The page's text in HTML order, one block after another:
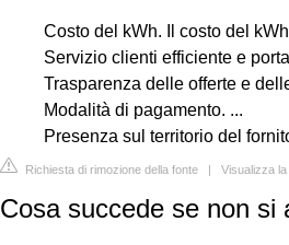
Costo del kWh. Il costo del
Servizio clienti efficiente e
Trasparenza delle offerte e
Modalità di pagamento. ...
Presenza sul territorio del
Richiesta di rimozione della fonte | Visualizza
Cosa succede se non si